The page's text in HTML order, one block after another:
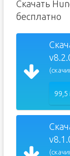
Скачать
бесплатно
99,5